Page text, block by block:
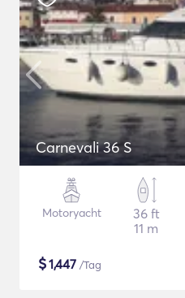
Carnevali 36 S
Motoryacht
36 ft
11 m
$1,447 /Tag